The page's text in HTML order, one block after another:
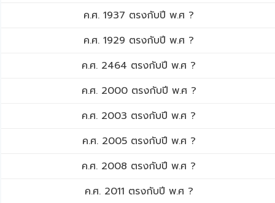
ค.ศ. 1937 ตรงกับปี พ.ศ ?
ค.ศ. 1929 ตรงกับปี พ.ศ ?
ค.ศ. 2464 ตรงกับปี พ.ศ ?
ค.ศ. 2000 ตรงกับปี พ.ศ ?
ค.ศ. 2003 ตรงกับปี พ.ศ ?
ค.ศ. 2005 ตรงกับปี พ.ศ ?
ค.ศ. 2008 ตรงกับปี พ.ศ ?
ค.ศ. 2011 ตรงกับปี พ.ศ ?